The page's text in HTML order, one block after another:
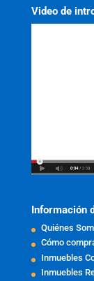
Video de
Información
Quiénes
Cómo
Inmuebles
Inmuebles